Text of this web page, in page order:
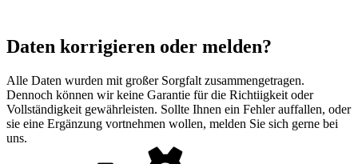
Daten korrigieren oder melden?
Alle Daten wurden mit großer Sorgfalt zusammengetragen.
Dennoch können wir keine Garantie für die Richtiigkeit oder
Vollständigkeit gewährleisten. Sollte Ihnen ein Fehler auffallen, oder
sie eine Ergänzung vortnehmen wollen, melden Sie sich gerne bei
uns.